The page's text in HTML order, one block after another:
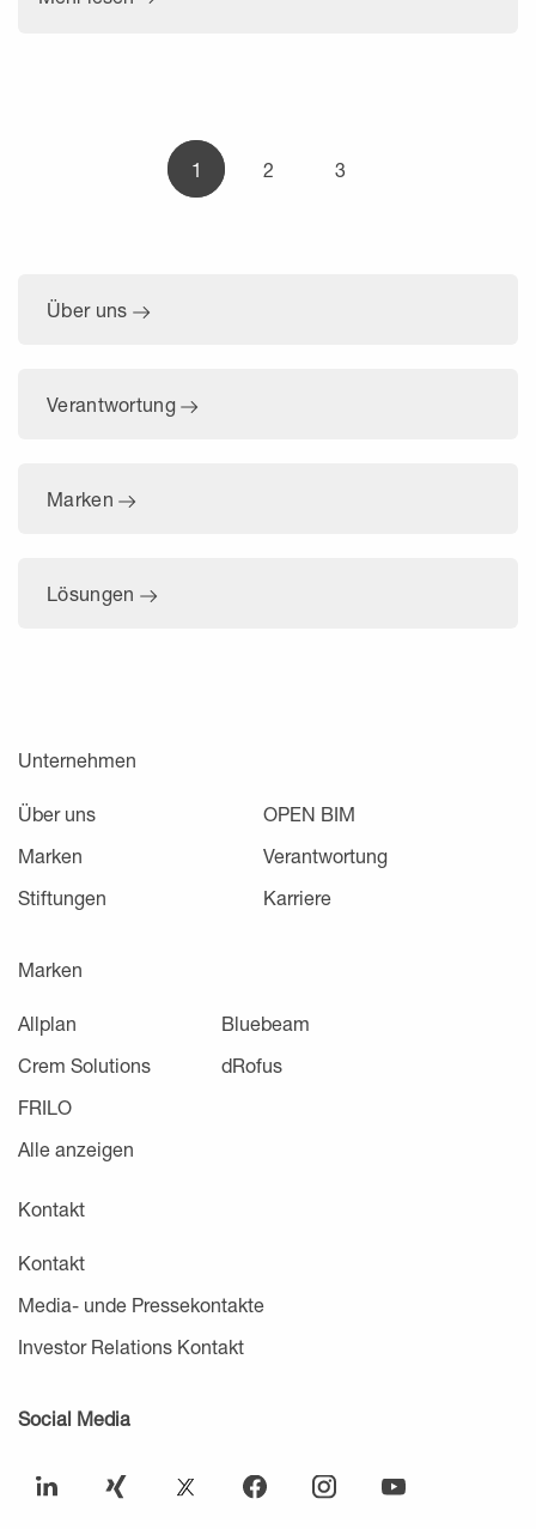
1 2 3
Über uns
Verantwortung
Marken
Lösungen
Unternehmen
Über uns
OPEN BIM
Marken
Verantwortung
Stiftungen
Karriere
Marken
Allplan
Bluebeam
Crem Solutions
dRofus
FRILO
Alle anzeigen
Kontakt
Kontakt
Media- unde Pressekontakte
Investor Relations Kontakt
Social Media